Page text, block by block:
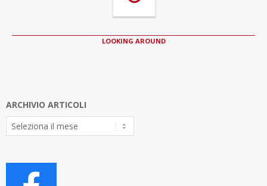
LOOKING AROUND
ARCHIVIO ARTICOLI
Archivio
Articoli